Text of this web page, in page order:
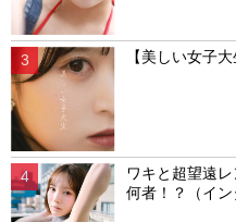
【美しい女子
ワキと超望遠
何者！？（イン